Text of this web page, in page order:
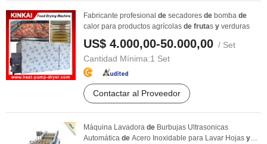
Fabricante profesional de secadores de bomba de
calor para productos agrícolas de frutas y verduras
US$ 4.000,00-50.000,00 / Set
Cantidad Mínima:1 Set
Contactar al Proveedor
Máquina Lavadora de Burbujas Ultrasonicas
Automática de Acero Inoxidable para Lavar Hojas y